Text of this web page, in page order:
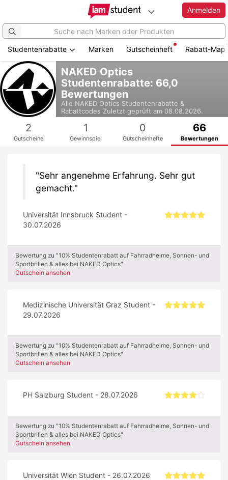
Zum
Hauptinhalt
springen
Anmelden
Studentenrabatte Marken Gutscheinheft Rabatt-Map
NAKED Optics
Studentenrabatte: 66,0
Bewertungen
Alle NAKED Optics Studentenrabatte &
Rabattcodes Zuletzt geprüft am 08.08.2026.
2
Gutscheine
1
Gewinnspiel
0
Gutscheinhefte
66
Bewertungen
Sehr angenehme Erfahrung. Sehr gut
gemacht.
Universität Innsbruck Student -
30.07.2026
Bewertung zu "10% Studentenrabatt auf Fahrradhelme, Sonnen- und
Sportbrillen & alles bei NAKED Optics"
Gutschein ansehen
Medizinische Universität Graz Student -
29.07.2026
Bewertung zu "10% Studentenrabatt auf Fahrradhelme, Sonnen- und
Sportbrillen & alles bei NAKED Optics"
Gutschein ansehen
PH Salzburg Student - 28.07.2026
Bewertung zu "10% Studentenrabatt auf Fahrradhelme, Sonnen- und
Sportbrillen & alles bei NAKED Optics"
Gutschein ansehen
Universität Wien Student - 26.07.2026